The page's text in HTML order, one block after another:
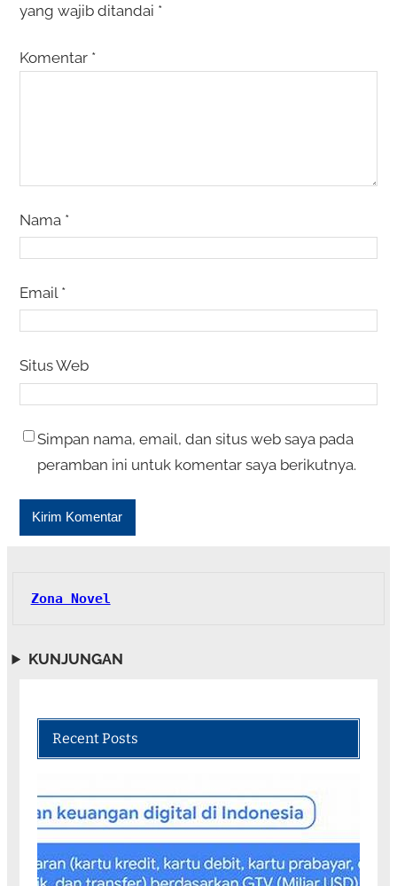
yang wajib ditandai *
Komentar *
Nama *
Email *
Situs Web
Simpan nama, email, dan situs web saya pada
peramban ini untuk komentar saya berikutnya.
Zona Novel
KUNJUNGAN
Recent Posts